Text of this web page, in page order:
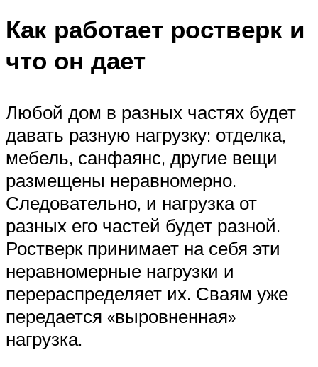
Как работает ростверк и
что он дает
Любой дом в разных частях будет
давать разную нагрузку: отделка,
мебель, санфаянс, другие вещи
размещены неравномерно.
Следовательно, и нагрузка от
разных его частей будет разной.
Ростверк принимает на себя эти
неравномерные нагрузки и
перераспределяет их. Сваям уже
передается «выровненная»
нагрузка.